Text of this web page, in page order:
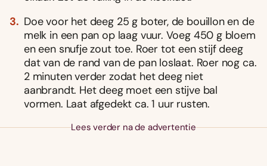
Doe voor het deeg 25 g boter, de bouillon en de
melk in een pan op laag vuur. Voeg 450 g bloem
en een snufje zout toe. Roer tot een stijf deeg
dat van de rand van de pan loslaat. Roer nog ca.
2 minuten verder zodat het deeg niet
aanbrandt. Het deeg moet een stijve bal
vormen. Laat afgedekt ca. 1 uur rusten.
Lees verder na de advertentie